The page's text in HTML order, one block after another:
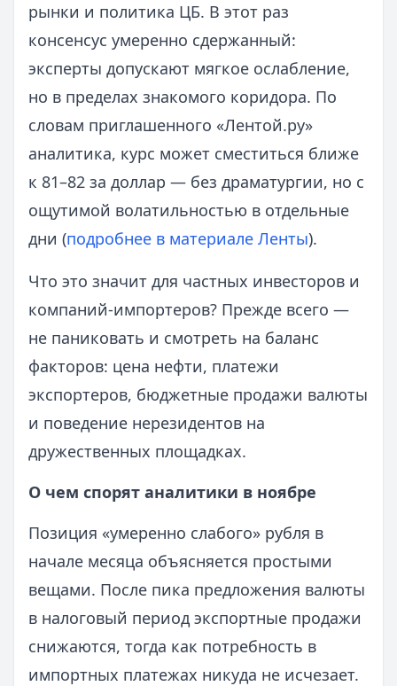
рынки и политика ЦБ. В этот раз
консенсус умеренно сдержанный:
эксперты допускают мягкое ослабление,
но в пределах знакомого коридора. По
словам приглашенного «Лентой.ру»
аналитика, курс может сместиться ближе
к 81–82 за доллар — без драматургии, но с
ощутимой волатильностью в отдельные
дни (подробнее в материале Ленты).
Что это значит для частных инвесторов и
компаний-импортеров? Прежде всего —
не паниковать и смотреть на баланс
факторов: цена нефти, платежи
экспортеров, бюджетные продажи валюты
и поведение нерезидентов на
дружественных площадках.
О чем спорят аналитики в ноябре
Позиция «умеренно слабого» рубля в
начале месяца объясняется простыми
вещами. После пика предложения валюты
в налоговый период экспортные продажи
снижаются, тогда как потребность в
импортных платежах никуда не исчезает.